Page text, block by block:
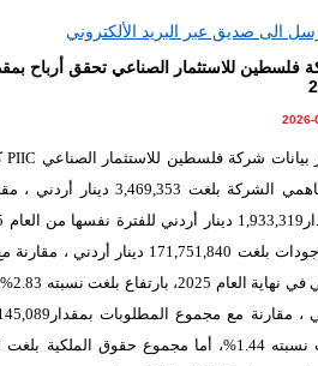
الى صديق عبر البريد الألكتروني
2026-
بيانات شركة فلسطين للاستثمار الصناعي PIIC
لمساهمي الشركة بلغت